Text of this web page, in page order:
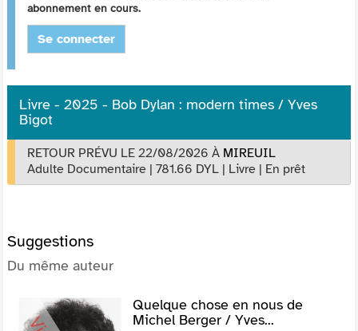
abonnement en cours.
Se connecter
Livre - 2025 - Bob Dylan : modern times / Yves
Bigot
RETOUR PRÉVU LE 22/08/2026 À MIREUIL
Adulte Documentaire | 781.66 DYL | Livre | En prêt
Suggestions
Du même auteur
Quelque chose en nous de
Michel Berger / Yves...